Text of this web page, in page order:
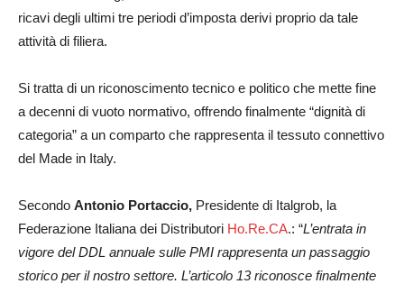
ricavi degli ultimi tre periodi d’imposta derivi proprio da tale
attività di filiera.
Si tratta di un riconoscimento tecnico e politico che mette fine
a decenni di vuoto normativo, offrendo finalmente “dignità di
categoria” a un comparto che rappresenta il tessuto connettivo
del Made in Italy.
Secondo Antonio Portaccio, Presidente di Italgrob, la
Federazione Italiana dei Distributori Ho.Re.CA.: “L’entrata in
vigore del DDL annuale sulle PMI rappresenta un passaggio
storico per il nostro settore. L’articolo 13 riconosce finalmente